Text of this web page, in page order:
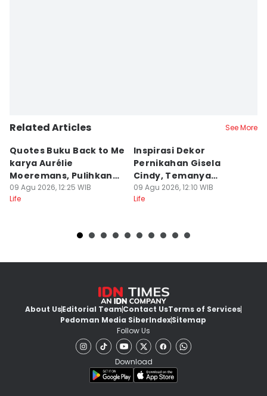
Related Articles See More
Quotes Buku Back to Me
karya Aurélie
Moeremans, Pulihkan
Luka Terdalam
09 Agu 2026, 12:25 WIB
Life
Inspirasi Dekor
Pernikahan Gisela
Cindy, Temanya
Romantic Garden!
09 Agu 2026, 12:10 WIB
Life
About UsEditorial TeamContact UsTerms of Services
Pedoman Media SiberIndexSitemap
Follow Us
Download